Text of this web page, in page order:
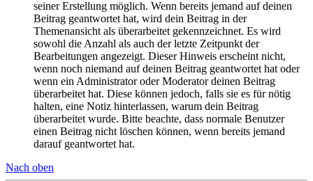
seiner Erstellung möglich. Wenn bereits jemand auf deinen
Beitrag geantwortet hat, wird dein Beitrag in der
Themenansicht als überarbeitet gekennzeichnet. Es wird
sowohl die Anzahl als auch der letzte Zeitpunkt der
Bearbeitungen angezeigt. Dieser Hinweis erscheint nicht,
wenn noch niemand auf deinen Beitrag geantwortet hat oder
wenn ein Administrator oder Moderator deinen Beitrag
überarbeitet hat. Diese können jedoch, falls sie es für nötig
halten, eine Notiz hinterlassen, warum dein Beitrag
überarbeitet wurde. Bitte beachte, dass normale Benutzer
einen Beitrag nicht löschen können, wenn bereits jemand
darauf geantwortet hat.
Nach oben